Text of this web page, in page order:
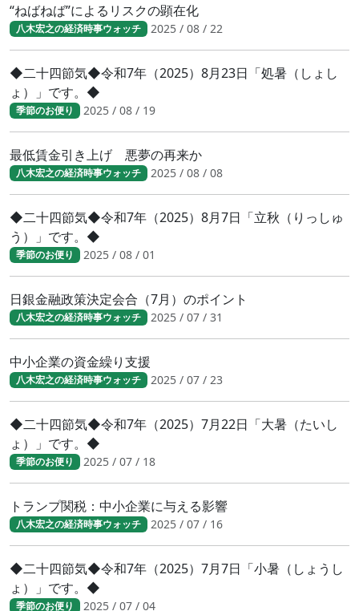
“ねばねば”によるリスクの顕在化
八木宏之の経済時事ウォッチ 2025 / 08 / 22
◆二十四節気◆令和7年（2025）8月23日「処暑（しょし
ょ）」です。◆
季節のお便り 2025 / 08 / 19
最低賃金引き上げ 悪夢の再来か
八木宏之の経済時事ウォッチ 2025 / 08 / 08
◆二十四節気◆令和7年（2025）8月7日「立秋（りっしゅ
う）」です。◆
季節のお便り 2025 / 08 / 01
日銀金融政策決定会合（7月）のポイント
八木宏之の経済時事ウォッチ 2025 / 07 / 31
中小企業の資金繰り支援
八木宏之の経済時事ウォッチ 2025 / 07 / 23
◆二十四節気◆令和7年（2025）7月22日「大暑（たいし
ょ）」です。◆
季節のお便り 2025 / 07 / 18
トランプ関税：中小企業に与える影響
八木宏之の経済時事ウォッチ 2025 / 07 / 16
◆二十四節気◆令和7年（2025）7月7日「小暑（しょうし
ょ）」です。◆
季節のお便り 2025 / 07 / 04